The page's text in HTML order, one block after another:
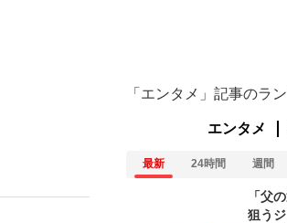
「エンタメ」記事のラ
エンタメ
最新 24時間 週間
「父
狙う